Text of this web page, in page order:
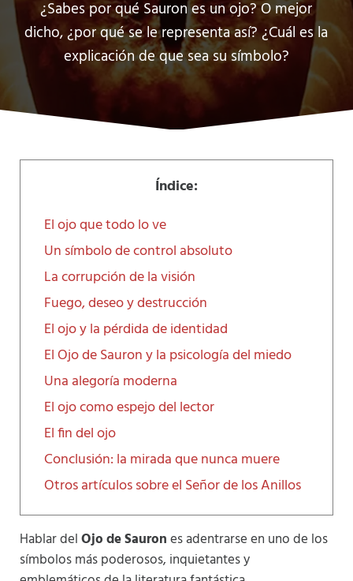
¿Sabes por qué Sauron es un ojo? O mejor
dicho, ¿por qué se le representa así? ¿Cuál es la
explicación de que sea su símbolo?
Índice:
El ojo que todo lo ve
Un símbolo de control absoluto
La corrupción de la visión
Fuego, deseo y destrucción
El ojo y la pérdida de identidad
El Ojo de Sauron y la psicología del miedo
Una alegoría moderna
El ojo como espejo del lector
El fin del ojo
Conclusión: la mirada que nunca muere
Otros artículos sobre el Señor de los Anillos
Hablar delOjo de Saurones adentrarse en uno de los
símbolos más poderosos, inquietantes y